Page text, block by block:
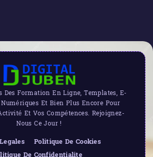
Des Formation En Ligne, Templates, E-
Et Bien Plus Encore Pour
Et Vos Compétences. Rejoignez-
Nous Ce Jour !
Politique De Cookies